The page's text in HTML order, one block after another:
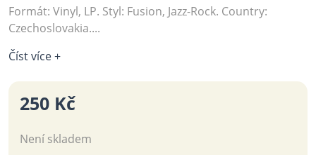
Formát: Vinyl, LP. Styl: Fusion, Jazz-Rock. Country:
Czechoslovakia....
Číst více +
250 Kč
Není skladem